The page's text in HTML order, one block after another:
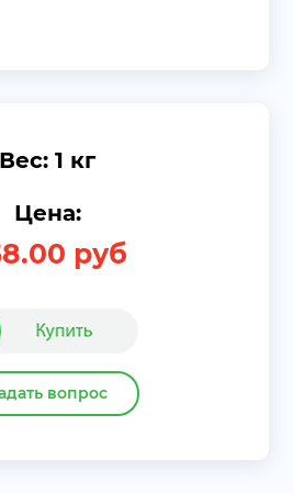
Вес: 1 кг
Цена:
руб
вопрос